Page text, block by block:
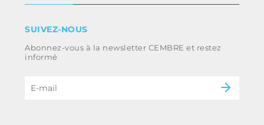
Termes et conditions
Whistleblowing
Code d’éthique et politique anti-corruption
du groupe
Énergie
B2B Disclaimer
SUIVEZ-NOUS
Abonnez-vous à la newsletter CEMBRE et restez
informé